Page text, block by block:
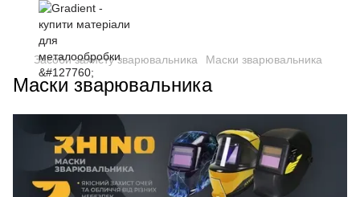
Засоби захисту зварювальника Маски зварювальника
Маски зварювальника